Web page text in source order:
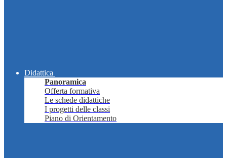
Didattica
Panoramica
Offerta formativa
Le schede didattiche
I progetti delle classi
Piano di Orientamento